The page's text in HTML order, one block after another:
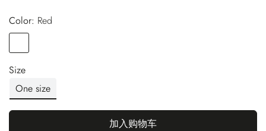
Color:
red
Size
One size
加入购物车